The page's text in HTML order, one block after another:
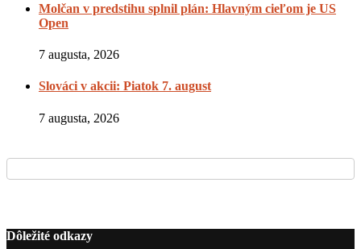
Molčan v predstihu splnil plán: Hlavným cieľom je US
Open
7 augusta, 2026
Slováci v akcii: Piatok 7. august
7 augusta, 2026
Dôležité odkazy